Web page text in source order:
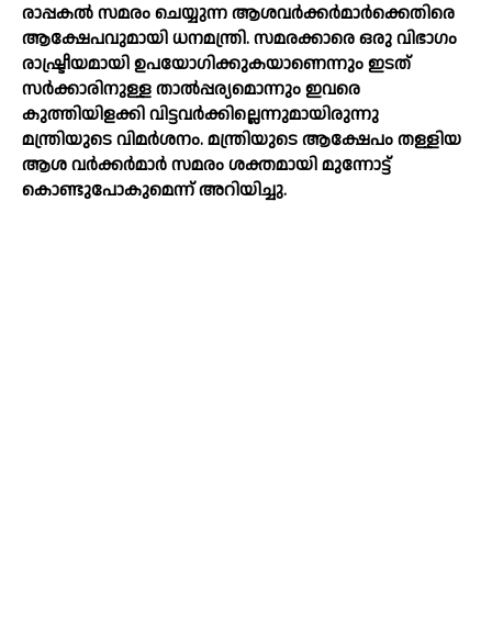
രാപ്പകല്‍ സമരം ചെയ്യുന്ന ആശവര്‍ക്കര്‍മാര്‍ക്കെതിരെ
ആക്ഷേപവുമായി ധനമന്ത്രി. സമരക്കാരെ ഒരു വിഭാഗം
രാഷ്ട്രീയമായി ഉപയോഗിക്കുകയാണെന്നും ഇടത്
സര്‍ക്കാരിനുള്ള താല്‍പ്പര്യമൊന്നും ഇവരെ
കുത്തിയിളക്കി വിട്ടവര്‍ക്കില്ലെന്നുമായിരുന്നു
മന്ത്രിയുടെ വിമര്‍ശനം. മന്ത്രിയുടെ ആക്ഷേപം തള്ളിയ
ആശ വര്‍ക്കര്‍മാര്‍ സമരം ശക്തമായി മുന്നോട്ട്
കൊണ്ടുപോകുമെന്ന് അറിയിച്ചു.